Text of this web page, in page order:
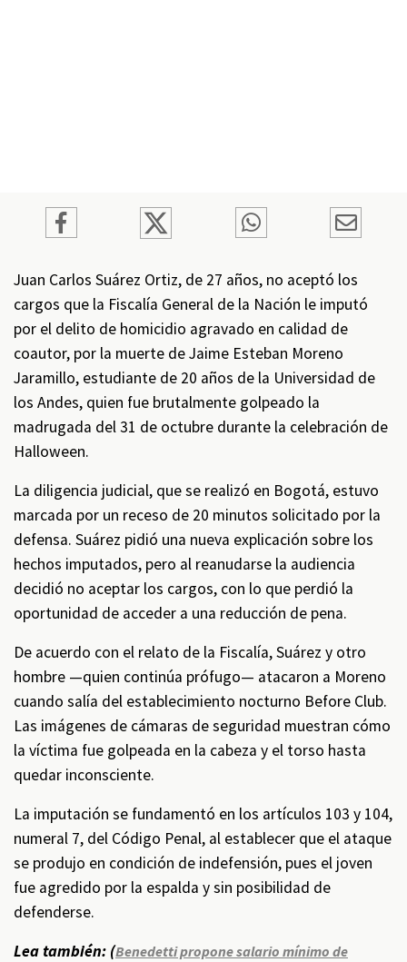
Juan Carlos Suárez Ortiz, de 27 años, no aceptó los
cargos que la Fiscalía General de la Nación le imputó
por el delito de homicidio agravado en calidad de
coautor, por la muerte de Jaime Esteban Moreno
Jaramillo, estudiante de 20 años de la Universidad de
los Andes, quien fue brutalmente golpeado la
madrugada del 31 de octubre durante la celebración de
Halloween.
La diligencia judicial, que se realizó en Bogotá, estuvo
marcada por un receso de 20 minutos solicitado por la
defensa. Suárez pidió una nueva explicación sobre los
hechos imputados, pero al reanudarse la audiencia
decidió no aceptar los cargos, con lo que perdió la
oportunidad de acceder a una reducción de pena.
De acuerdo con el relato de la Fiscalía, Suárez y otro
hombre —quien continúa prófugo— atacaron a Moreno
cuando salía del establecimiento nocturno Before Club.
Las imágenes de cámaras de seguridad muestran cómo
la víctima fue golpeada en la cabeza y el torso hasta
quedar inconsciente.
La imputación se fundamentó en los artículos 103 y 104,
numeral 7, del Código Penal, al establecer que el ataque
se produjo en condición de indefensión, pues el joven
fue agredido por la espalda y sin posibilidad de
defenderse.
Lea también: (Benedetti propone salario mínimo de